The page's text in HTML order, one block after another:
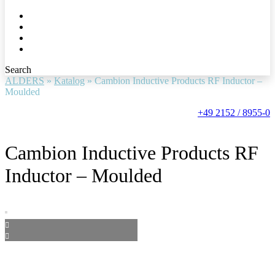
Search
ALDERS » Katalog » Cambion Inductive Products RF Inductor –
Moulded
+49 2152 / 8955-0
Cambion Inductive Products RF
Inductor – Moulded